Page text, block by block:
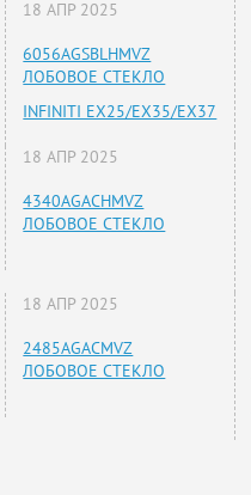
18 АПР 2025
6056AGSBLHMVZ
ЛОБОВОЕ СТЕКЛО
INFINITI EX25/EX35/EX37
18 АПР 2025
4340AGACHMVZ
ЛОБОВОЕ СТЕКЛО
18 АПР 2025
2485AGACMVZ
ЛОБОВОЕ СТЕКЛО